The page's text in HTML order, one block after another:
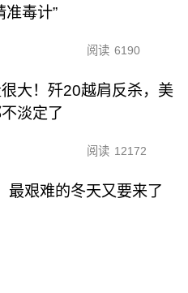
准毒计”
阅读 6190
大！歼20越肩反杀，美
淡定了
阅读 12172
最艰难的冬天又要来了